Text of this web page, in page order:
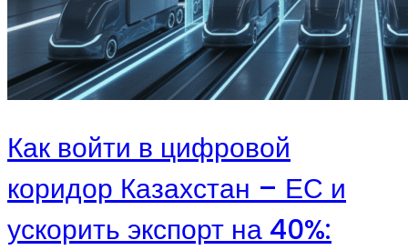
Как войти в цифровой
коридор Казахстан – ЕС и
ускорить экспорт на 40%: